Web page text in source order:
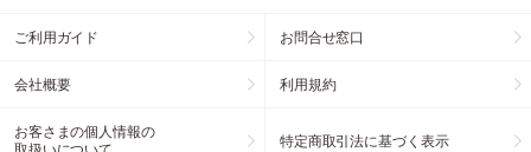
ご利用ガイド お問合せ窓口
会社概要 利用規約
お客さまの個人情報の
特定商取引法に基づく表示